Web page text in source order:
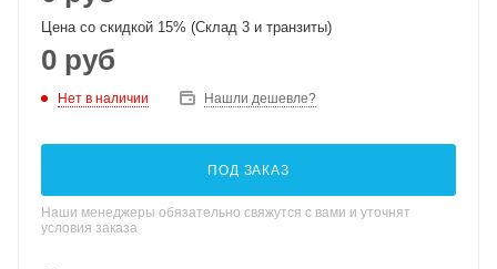
Цена со скидкой 15% (Склад 3 и транзиты)
0 руб
Нет в наличии Нашли дешевле?
ПОД ЗАКАЗ
Наши менеджеры обязательно свяжутся с вами и уточнят
условия заказа